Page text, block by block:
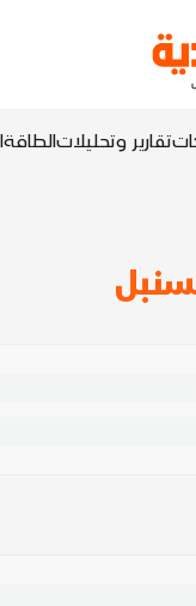
تقارير وتحليلاتالطاقة